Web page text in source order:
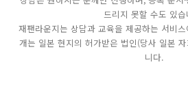
드리지 못할 수도 있습
재팬라운지는 상담과 교육을 제공하는 서비
개는 일본 현지의 허가받은 법인(당사 일본
니다.